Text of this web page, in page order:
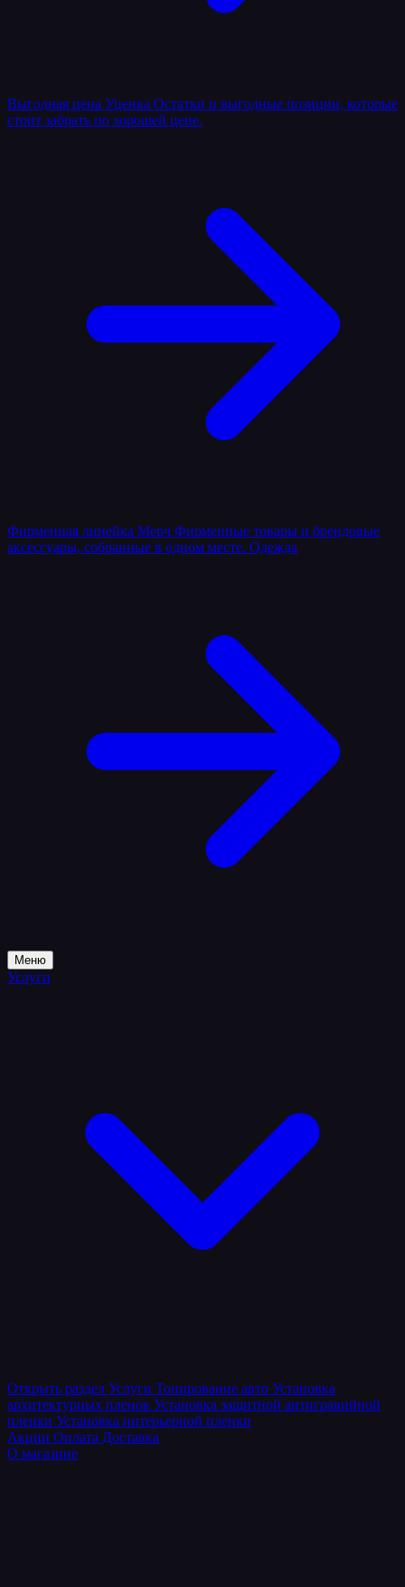
Выгодная цена Уценка Остатки и выгодные позиции, которые
стоит забрать по хорошей цене.
Фирменная линейка Мерч Фирменные товары и брендовые
аксессуары, собранные в одном месте. Одежда
Меню
Услуги
Открыть раздел Услуги Тонирование авто Установка
архитектурных пленок Установка защитной антигравийной
пленки Установка интерьерной пленки
Акции Оплата Доставка
О магазине